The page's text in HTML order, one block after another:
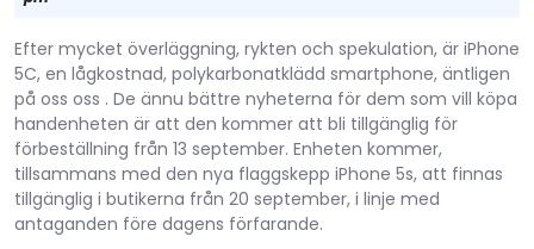
Efter mycket överläggning, rykten och spekulation, är iPhone
5C, en lågkostnad, polykarbonatklädd smartphone, äntligen
på oss oss . De ännu bättre nyheterna för dem som vill köpa
handenheten är att den kommer att bli tillgänglig för
förbeställning från 13 september. Enheten kommer,
tillsammans med den nya flaggskepp iPhone 5s, att finnas
tillgänglig i butikerna från 20 september, i linje med
antaganden före dagens förfarande.